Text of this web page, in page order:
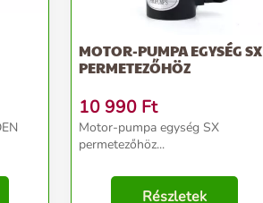
MOTOR-PUMPA EGYSÉG SX
PERMETEZŐHÖZ
10 990 Ft
Motor-pumpa egység SX
permetezőhöz...
Részletek